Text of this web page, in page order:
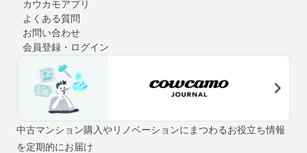
カウカモアプリ
よくある質問
お問い合わせ
会員登録・ログイン
中古マンション購入やリノベーションにまつわるお役立ち情報
を定期的にお届け